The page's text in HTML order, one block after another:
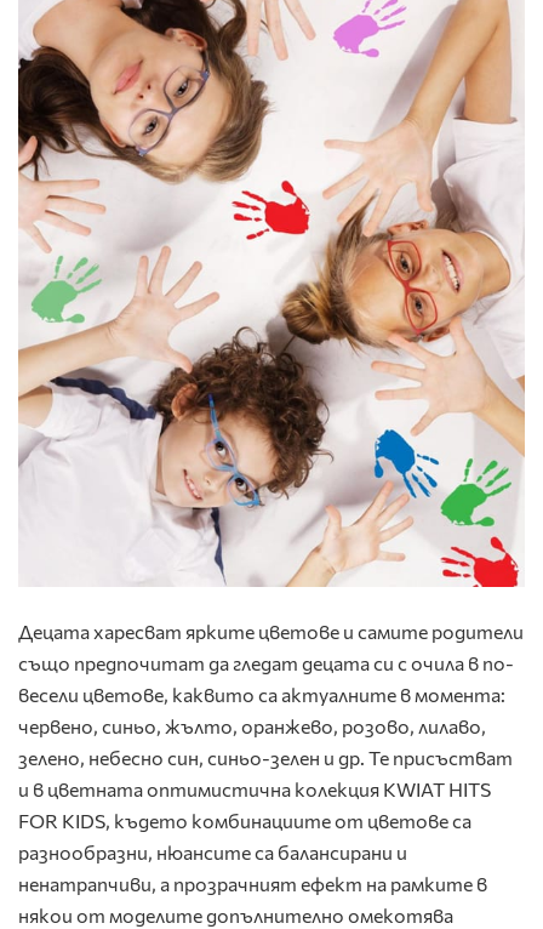
Децата харесват ярките цветове и самите родители
също предпочитат да гледат децата си с очила в по-
весели цветове, каквито са актуалните в момента:
червено, синьо, жълто, оранжево, розово, лилаво,
зелено, небесно син, синьо-зелен и др. Те присъстват
и в цветната оптимистична колекция KWIAT HITS
FOR KIDS, където комбинациите от цветове са
разнообразни, нюансите са балансирани и
ненатрапчиви, а прозрачният ефект на рамките в
някои от моделите допълнително омекотява